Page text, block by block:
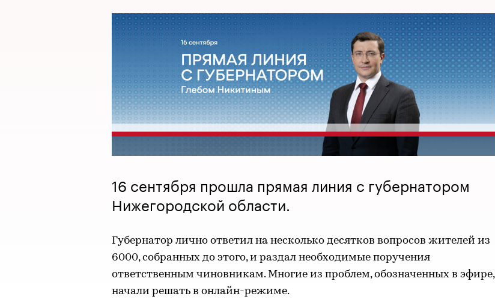
16 сентября прошла прямая линия с губернатором
Нижегородской области.
Губернатор лично ответил на несколько десятков вопросов жителей из
6000, собранных до этого, и раздал необходимые поручения
ответственным чиновникам. Многие из проблем, обозначенных в эфире,
начали решать в онлайн-режиме.